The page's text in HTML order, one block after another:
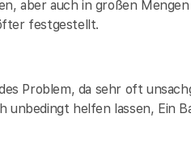
aber auch in großen
festgestellt.
Problem, da sehr oft
unbedingt helfen lassen, Ein